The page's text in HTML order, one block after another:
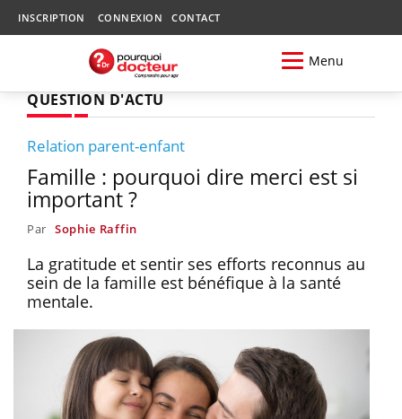
INSCRIPTION CONNEXION CONTACT
Menu
QUESTION D'ACTU
Relation parent-enfant
Famille : pourquoi dire merci est si
important ?
Par Sophie Raffin
La gratitude et sentir ses efforts reconnus au
sein de la famille est bénéfique à la santé
mentale.